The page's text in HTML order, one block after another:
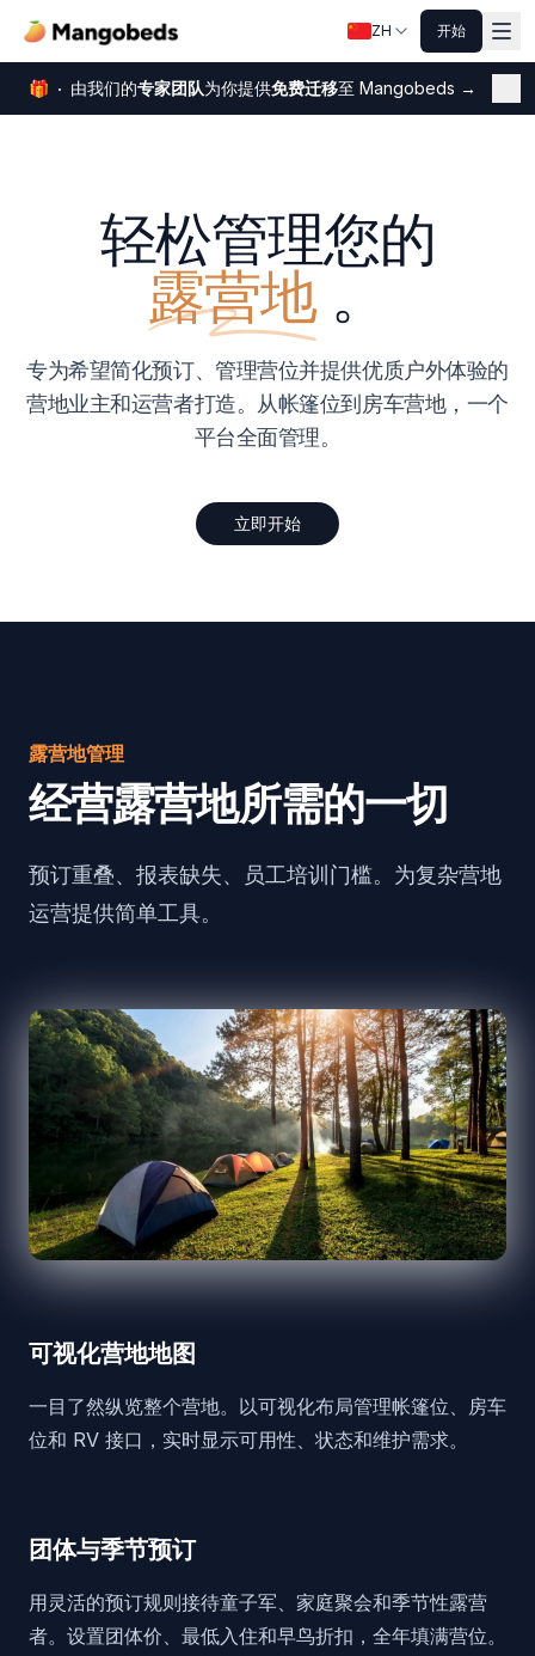
ZH 开始
🎁 由我们的专家团队为你提供免费迁移至 Mangobeds →
关
轻松管理您的
露营地 。
专为希望简化预订、管理营位并提供优质户外体验的
营地业主和运营者打造。从帐篷位到房车营地，一个
平台全面管理。
立即开始
露营地管理
经营露营地所需的一切
预订重叠、报表缺失、员工培训门槛。为复杂营地
运营提供简单工具。
可视化营地地图
一目了然纵览整个营地。以可视化布局管理帐篷位、房车
位和 RV 接口，实时显示可用性、状态和维护需求。
团体与季节预订
用灵活的预订规则接待童子军、家庭聚会和季节性露营
者。设置团体价、最低入住和早鸟折扣，全年填满营位。